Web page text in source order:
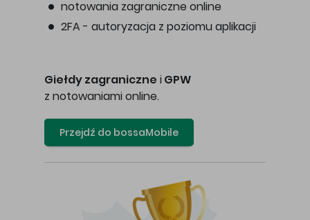
notowania zagraniczne online
2FA - autoryzacja z poziomu aplikacji
Giełdy zagraniczne i GPW
z notowaniami online.
Przejdź do bossaMobile